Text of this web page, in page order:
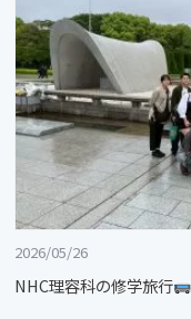
2026/05/26
NHC理容科の修学旅行